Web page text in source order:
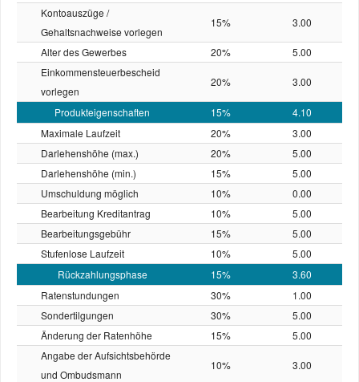
Kontoauszüge /
Gehaltsnachweise vorlegen
15% 3.00
Alter des Gewerbes 20%
5.00
Einkommensteuerbescheid
vorlegen
20% 3.00
Produkteigenschaften 15%
4.10
Maximale Laufzeit
20%
3.00
Darlehenshöhe (max.)
20%
5.00
Darlehenshöhe (min.)
15%
5.00
Umschuldung möglich
10%
0.00
Bearbeitung Kreditantrag
10%
5.00
Bearbeitungsgebühr
15%
5.00
Stufenlose Laufzeit
10%
5.00
Rückzahlungsphase
15%
3.60
Ratenstundungen
30%
1.00
Sondertilgungen
30%
5.00
Änderung der Ratenhöhe
15%
5.00
Angabe der Aufsichtsbehörde
und Ombudsmann
10% 3.00